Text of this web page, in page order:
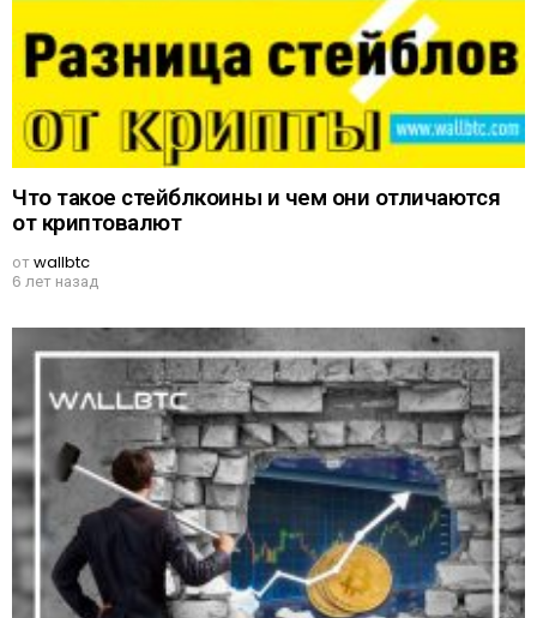
Что такое стейблкоины и чем они отличаются
от криптовалют
отwallbtc
6 лет назад